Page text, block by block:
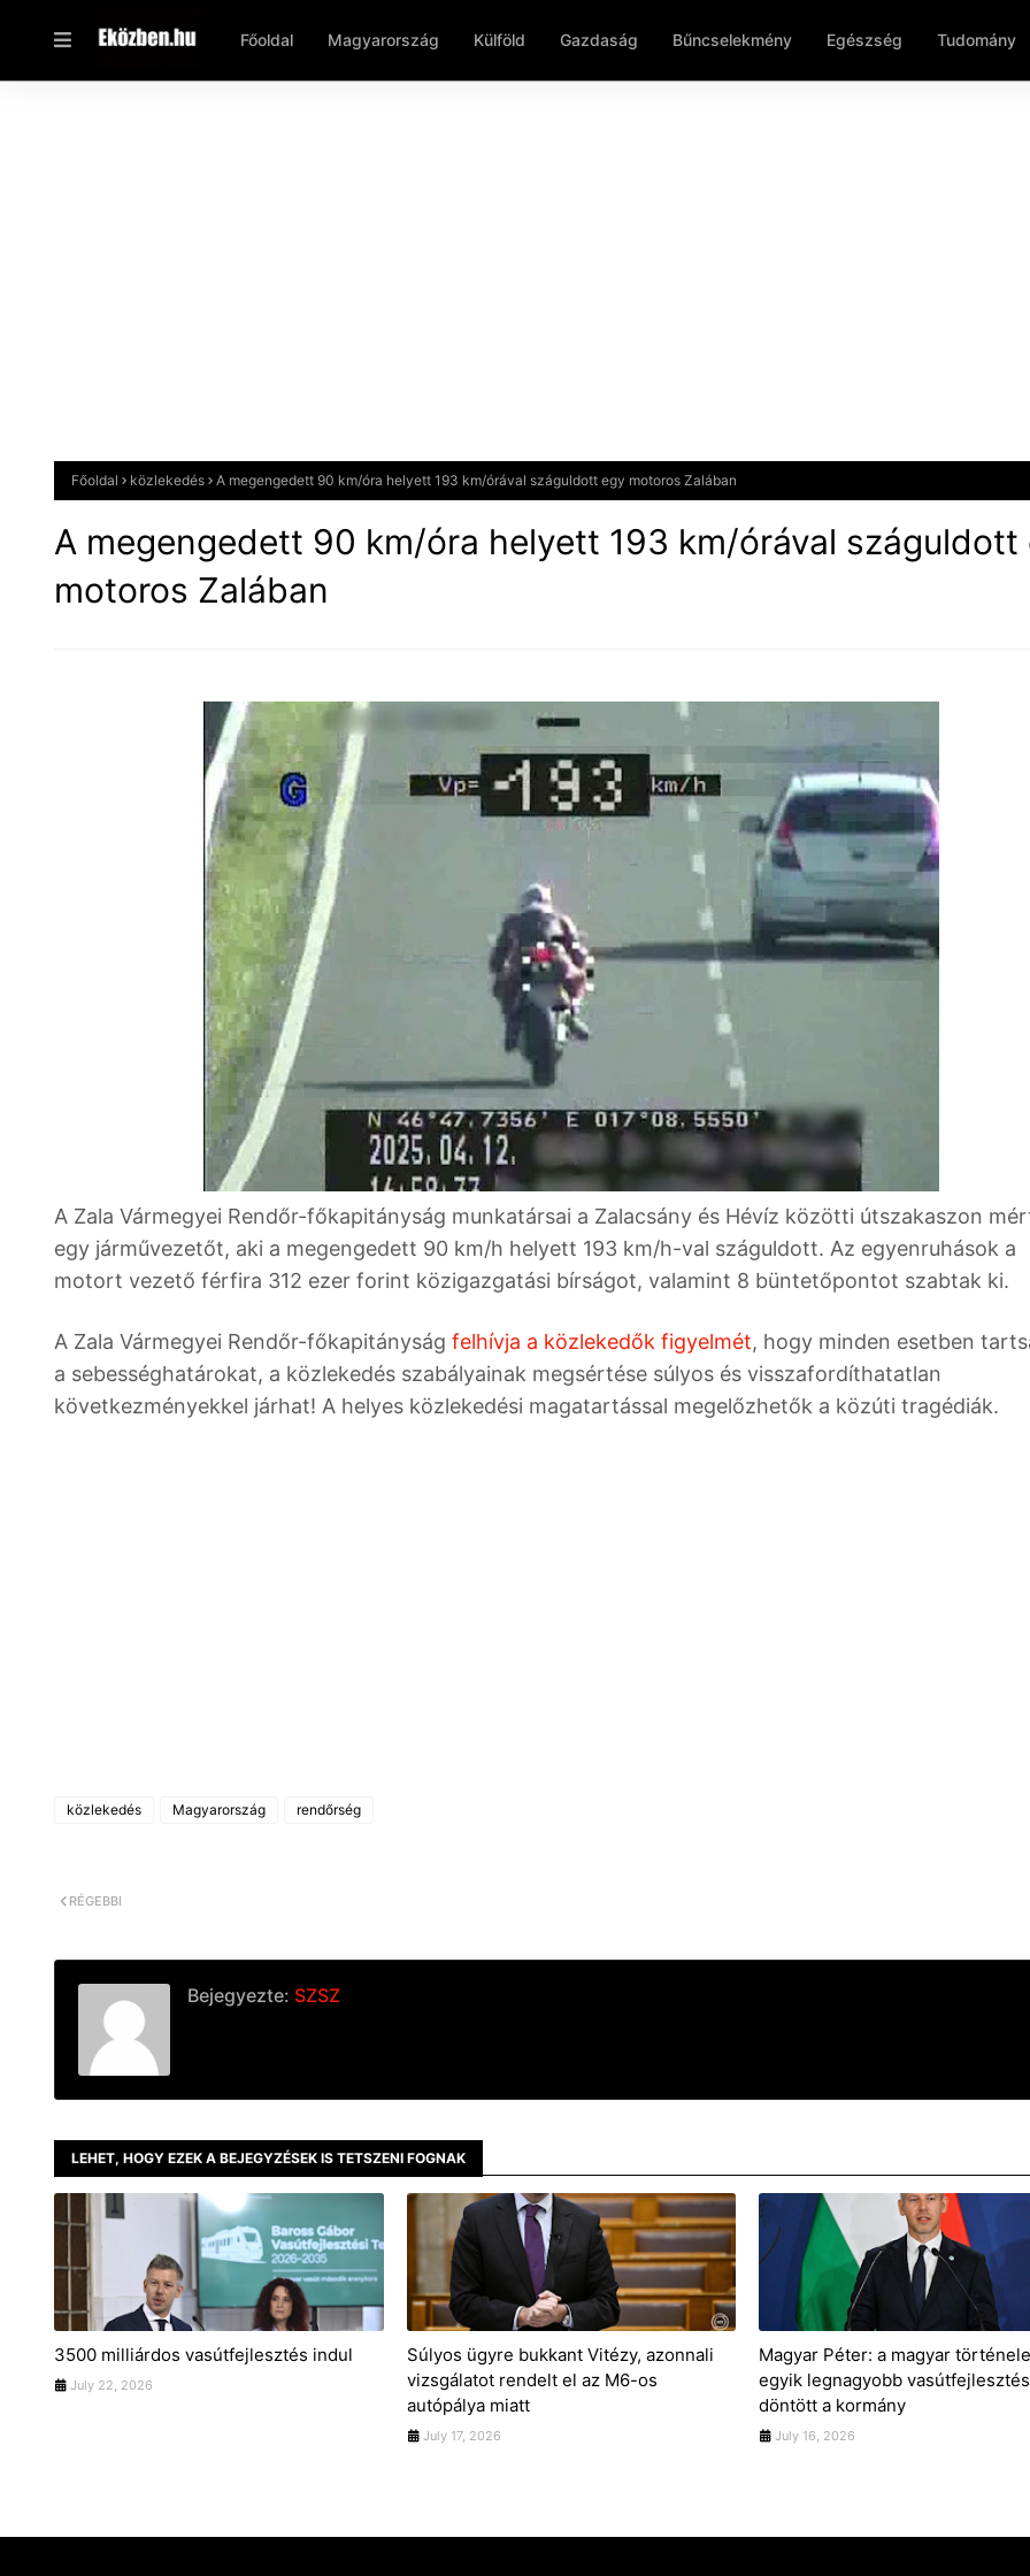
Főoldal Magyarország Külföld Gazdaság Bűncselekmény Egészség Tudomány
Főoldal közlekedés A megengedett 90 km/óra helyett 193 km/órával száguldott egy motoros Zalában
A megengedett 90 km/óra helyett 193 km/órával száguldott
motoros Zalában
A Zala Vármegyei Rendőr-főkapitányság munkatársai a Zalacsány és Hévíz közötti útszakaszon
egy járművezetőt, aki a megengedett 90 km/h helyett 193 km/h-val száguldott. Az egyenruhások a
motort vezető férfira 312 ezer forint közigazgatási bírságot, valamint 8 büntetőpontot szabtak ki.
A Zala Vármegyei Rendőr-főkapitányság felhívja a közlekedők figyelmét, hogy minden esetben
a sebességhatárokat, a közlekedés szabályainak megsértése súlyos és visszafordíthatatlan
következményekkel járhat! A helyes közlekedési magatartással megelőzhetők a közúti tragédiák.
közlekedés Magyarország rendőrség
RÉGEBBI
Bejegyezte: SZSZ
LEHET, HOGY EZEK A BEJEGYZÉSEK IS TETSZENI FOGNAK
3500 milliárdos vasútfejlesztés indul
July 22, 2026
Súlyos ügyre bukkant Vitézy, azonnali
vizsgálatot rendelt el az M6-os
autópálya miatt
July 17, 2026
Magyar Péter: a magyar
egyik legnagyobb
döntött a kormány
July 16, 2026